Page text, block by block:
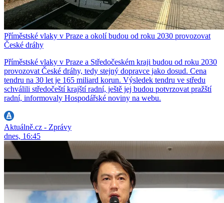
Příměstské vlaky v Praze a okolí budou od roku 2030 provozovat
České dráhy
Příměstské vlaky v Praze a Středočeském kraji budou od roku 2030
provozovat České dráhy, tedy stejný dopravce jako dosud. Cena
tendru na 30 let je 165 miliard korun. Výsledek tendru ve středu
schválili středočeští krajští radní, ještě jej budou potvrzovat pražští
radní, informovaly Hospodářské noviny na webu.
Aktuálně.cz - Zprávy
dnes, 16:45